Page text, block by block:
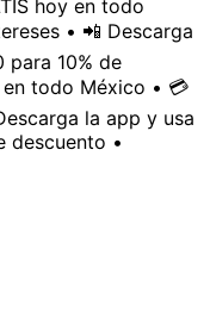
hoy en todo
• 📲 Descarga
para 10% de
en todo México • 💳
la app y usa
descuento •